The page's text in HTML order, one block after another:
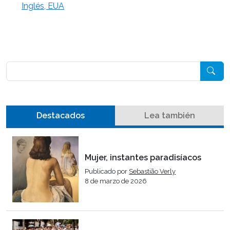
Inglés, EUA
Destacados Lea también
Mujer, instantes paradisíacos
Publicado por Sebastião Verly
8 de marzo de 2026